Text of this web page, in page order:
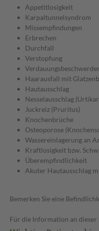
Appetitlosigkeit
Karpaltunnelsyndrom
Missempfindungen
Erbrechen
Durchfall
Verstopfung
Haarausfall mit
Hautausschlag
Nesselausschlag
Juckreiz (Pruritus)
Knochenbrüche
Osteoporose
Wassereinlagerung an
Kraftlosigkeit bzw.
Überempfindlichkeit
Akuter Hautausschlag
Bemerken Sie eine
Für die Information an